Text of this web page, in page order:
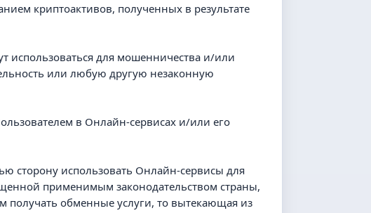
криптоактивов, полученных в результате
использоваться для мошенничества и/или
или любую другую незаконную
в Онлайн-сервисах и/или его
сторону использовать Онлайн-сервисы для
применимым законодательством страны,
получать обменные услуги, то вытекающая из